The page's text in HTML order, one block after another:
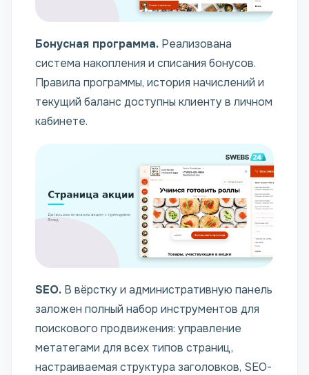
Бонусная программа. Реализована
система накопления и списания бонусов.
Правила программы, история начислений и
текущий баланс доступны клиенту в личном
кабинете.
SEO. В вёрстку и административную панель
заложен полный набор инструментов для
поискового продвижения: управление
метатегами для всех типов страниц,
настраиваемая структура заголовков, SEO-